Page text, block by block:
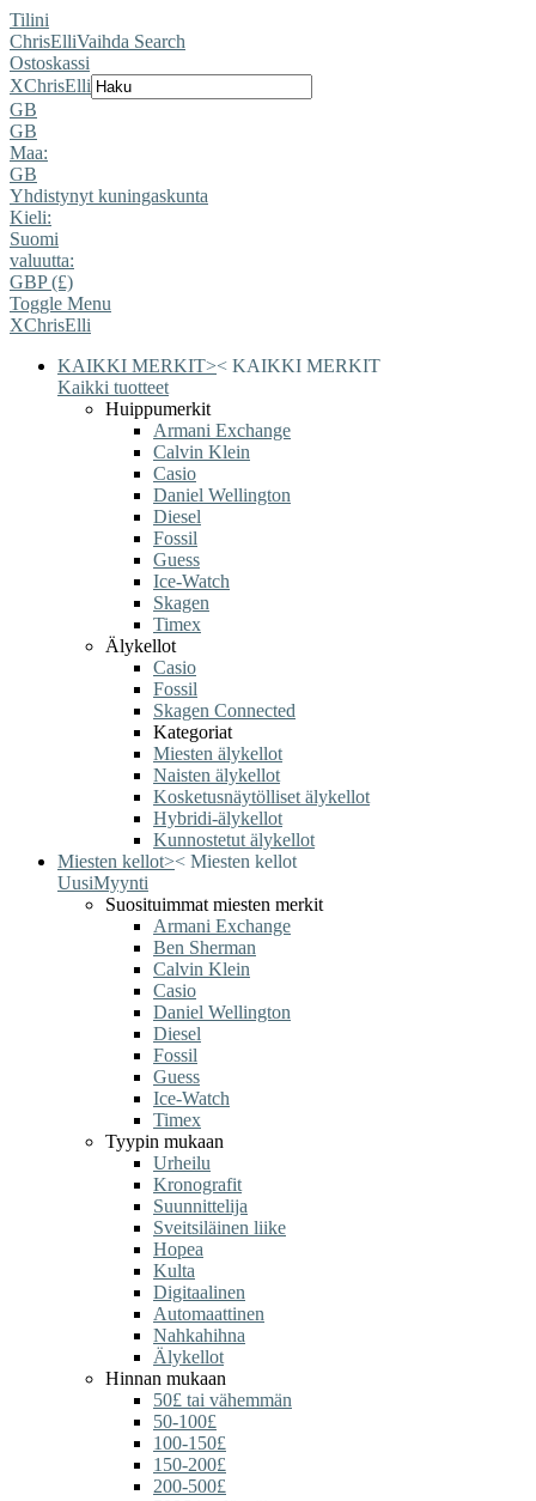
Tilini
ChrisElliVaihda Search
Ostoskassi
XChrisElli
GB
GB
Maa:
GB
Yhdistynyt kuningaskunta
Kieli:
Suomi
valuutta:
GBP (£)
Toggle Menu
XChrisElli
KAIKKI MERKIT>< KAIKKI MERKIT
Kaikki tuotteet
Huippumerkit
Armani Exchange
Calvin Klein
Casio
Daniel Wellington
Diesel
Fossil
Guess
Ice-Watch
Skagen
Timex
Älykellot
Casio
Fossil
Skagen Connected
Kategoriat
Miesten älykellot
Naisten älykellot
Kosketusnäytölliset älykellot
Hybridi-älykellot
Kunnostetut älykellot
Miesten kellot>< Miesten kellot
UusiMyynti
Suosituimmat miesten merkit
Armani Exchange
Ben Sherman
Calvin Klein
Casio
Daniel Wellington
Diesel
Fossil
Guess
Ice-Watch
Timex
Tyypin mukaan
Urheilu
Kronografit
Suunnittelija
Sveitsiläinen liike
Hopea
Kulta
Digitaalinen
Automaattinen
Nahkahihna
Älykellot
Hinnan mukaan
50£ tai vähemmän
50-100£
100-150£
150-200£
200-500£